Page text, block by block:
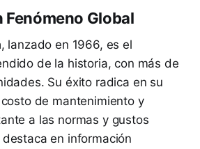
Fenómeno Global
, lanzado en 1966, es el
de la historia, con más de
Su éxito radica en su
de mantenimiento y
a las normas y gustos
en información